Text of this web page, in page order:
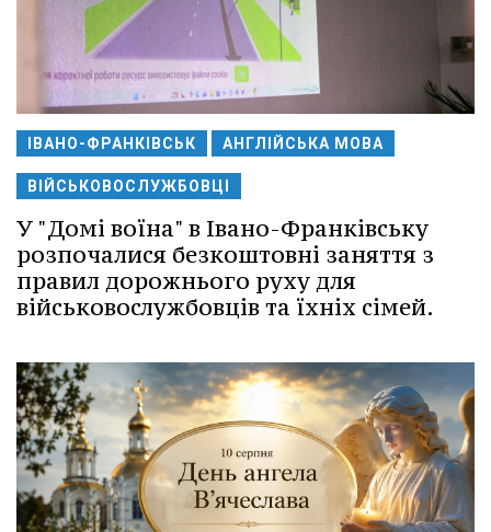
ІВАНО-ФРАНКІВСЬК АНГЛІЙСЬКА МОВА
ВІЙСЬКОВОСЛУЖБОВЦІ
У "Домі воїна" в Івано-Франківську
розпочалися безкоштовні заняття з
правил дорожнього руху для
військовослужбовців та їхніх сімей.